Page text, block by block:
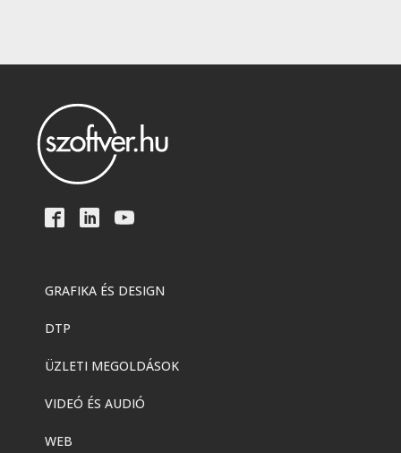
GRAFIKA ÉS DESIGN
DTP
ÜZLETI MEGOLDÁSOK
VIDEÓ ÉS AUDIÓ
WEB